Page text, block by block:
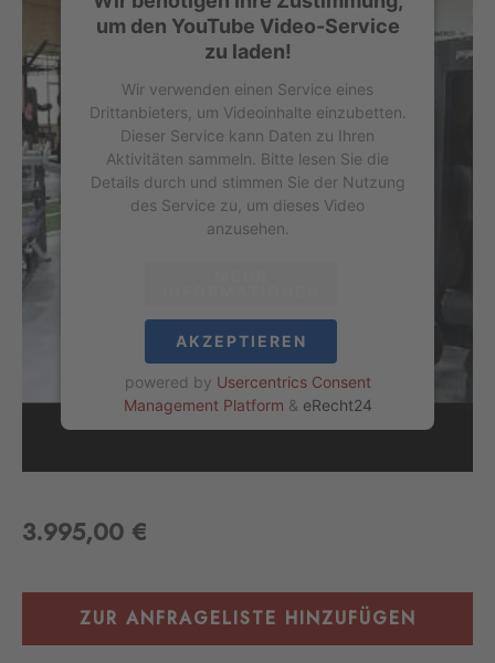
um den YouTube Video-Service
zu laden!
Wir verwenden einen Service eines
Drittanbieters, um Videoinhalte einzubetten.
Dieser Service kann Daten zu Ihren
Aktivitäten sammeln. Bitte lesen Sie die
Details durch und stimmen Sie der Nutzung
des Service zu, um dieses Video
anzusehen.
AKZEPTIEREN
powered by Usercentrics Consent
Management Platform & eRecht24
3.995,00 €
ZUR ANFRAGELISTE HINZUFÜGEN